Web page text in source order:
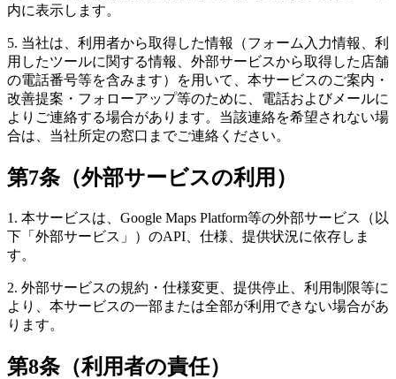
内に表示します。
5. 当社は、利用者から取得した情報（フォーム入力情報、利
用したツールに関する情報、外部サービスから取得した店舗
の電話番号等を含みます）を用いて、本サービスのご案内・
改善提案・フォローアップ等のために、電話およびメールに
よりご連絡する場合があります。当該連絡を希望されない場
合は、当社所定の窓口までご連絡ください。
第7条（外部サービスの利用）
1. 本サービスは、Google Maps Platform等の外部サービス（以
下「外部サービス」）のAPI、仕様、提供状況に依存しま
す。
2. 外部サービスの規約・仕様変更、提供停止、利用制限等に
より、本サービスの一部または全部が利用できない場合があ
ります。
第8条（利用者の責任）